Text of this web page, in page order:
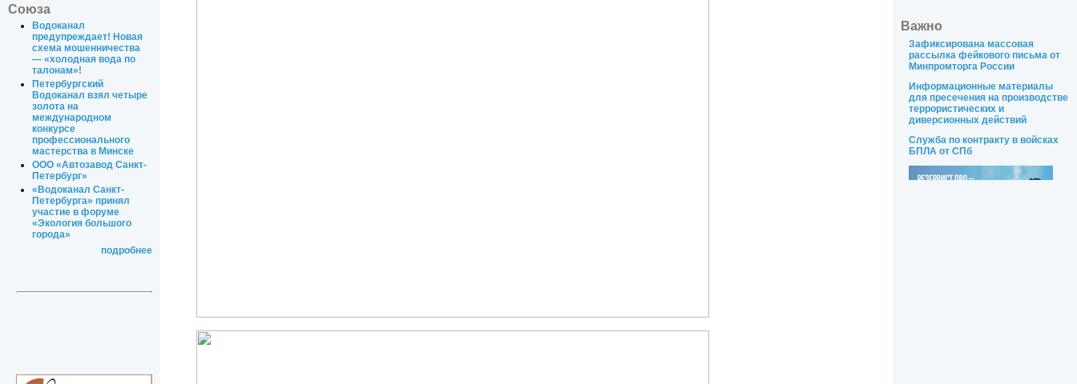
Союза
Водоканал
предупреждает! Новая
схема мошенничества
— «холодная вода по
талонам»!
Петербургский
Водоканал взял четыре
золота на
международном
конкурсе
профессионального
мастерства в Минске
ООО «Автозавод Санкт-
Петербург»
«Водоканал Санкт-
Петербурга» принял
участие в форуме
«Экология большого
города»
подробнее
Важно
Зафиксирована массовая
рассылка фейкового письма от
Минпромторга России
Информационные материалы
для пресечения на производстве
террористических и
диверсионных действий
Служба по контракту в войсках
БПЛА от СПб